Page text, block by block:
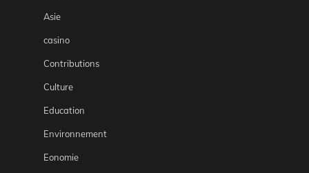
Asie
casino
Contributions
Culture
Education
Environnement
Eonomie